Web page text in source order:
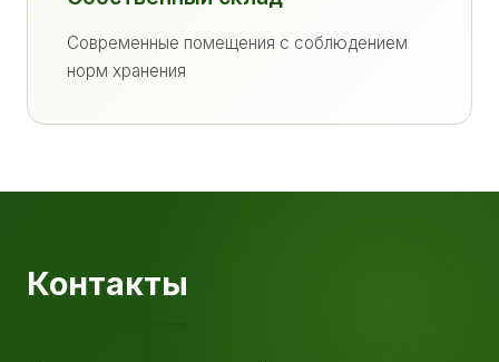
Современные помещения с соблюдением
норм хранения
Контакты